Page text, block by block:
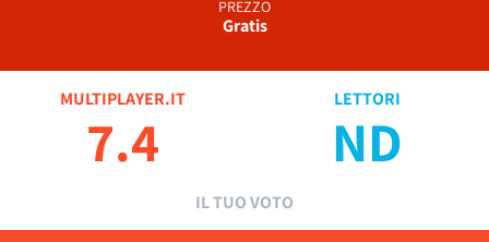
PREZZO
Gratis
MULTIPLAYER.IT
7.4
LETTORI
ND
IL TUO VOTO